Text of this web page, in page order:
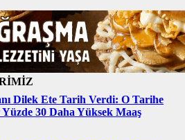
Dilek Ete Tarih Verdi: O Tarihe
30 Daha Yüksek Maaş